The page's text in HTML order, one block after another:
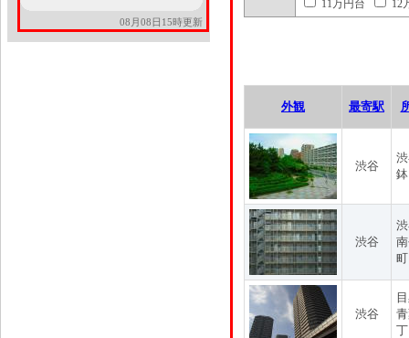
08月08日15時更新
11万円台
12
外観 最寄駅
渋谷
渋谷
渋谷